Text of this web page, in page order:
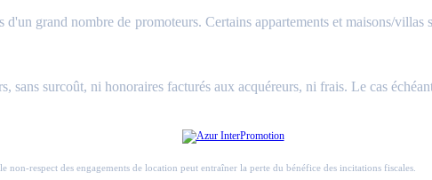
grand nombre de promoteurs. Certains appartements et maisons/
surcoût, ni honoraires facturés aux acquéreurs, ni frais. Le cas
respect des engagements de location peut entraîner la perte du bénéfice des incitations fiscales.